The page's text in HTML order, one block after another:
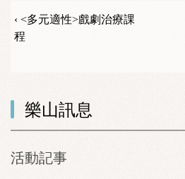
‹ <多元適性>戲劇治療課
程
樂山訊息
活動記事